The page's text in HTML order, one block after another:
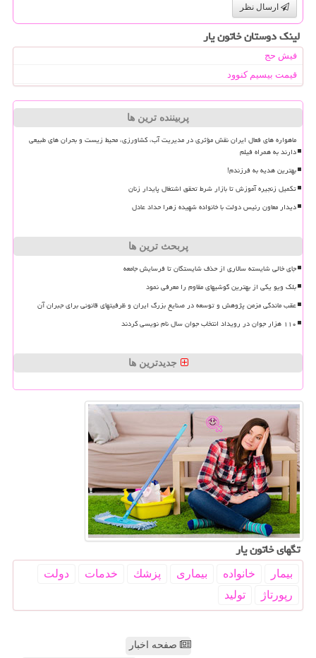
ارسال نظر
لینک دوستان خاتون یار
فیش حج
قیمت بیسیم کنوود
پربیننده ترین ها
ماهواره های فعال ایران نقش مؤثری در مدیریت آب، کشاورزی، محیط زیست و بحران های طبیعی
دارند به همراه فیلم
بهترین هدیه به فرزندم!
تکمیل زنجیره آموزش تا بازار شرط تحقق اشتغال پایدار زنان
دیدار معاون رئیس دولت با خانواده شهیده زهرا حداد عادل
پربحث ترین ها
جای خالی شایسته سالاری از حذف شایستگان تا فرسایش جامعه
بلک ویو یکی از بهترین گوشیهای مقاوم را معرفی نمود
عقب ماندگی مزمن پژوهش و توسعه در صنایع بزرگ ایران و ظرفیتهای قانونی برای جبران آن
۱۱۰ هزار جوان در رویداد انتخاب جوان سال نام نویسی کردند
جدیدترین ها
تگهای خاتون یار
بیمار خانواده بیماری پزشك خدمات
دولت
رپورتاژ
تولید
صفحه اخبار